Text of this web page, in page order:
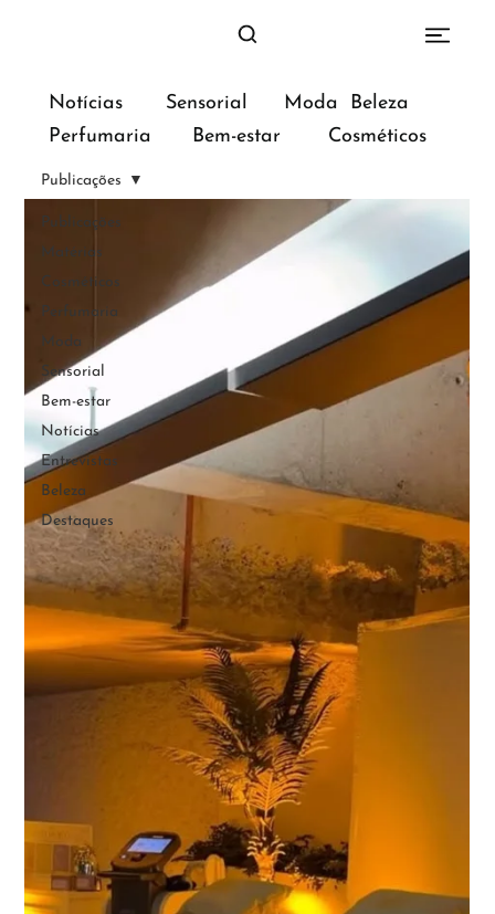
Cosméticos
Perfumaria
Moda
Bem-estar
Beleza
Sensorial
Notícias
Publicações
Matérias
Cosméticos
Perfumaria
Moda
Sensorial
Bem-estar
Notícias
Entrevistas
Beleza
Destaques
Publicações